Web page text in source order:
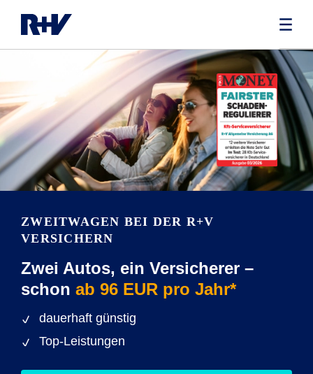
ZWEITWAGEN BEI DER R+V
VERSICHERN
Zwei Autos, ein Versicherer –
schon ab 96 EUR pro Jahr*
dauerhaft günstig
Top-Leistungen